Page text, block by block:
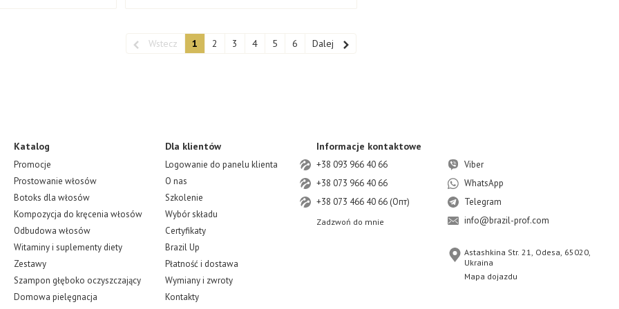
Wstecz 1 2 3 4 5 6 Dalej
Katalog
Promocje
Prostowanie włosów
Botoks dla włosów
Kompozycja do kręcenia włosów
Odbudowa włosów
Witaminy i suplementy diety
Zestawy
Szampon głęboko oczyszczający
Domowa pielęgnacja
Dla klientów
Logowanie do panelu klienta
O nas
Szkolenie
Wybór składu
Certyfikaty
Brazil Up
Płatność i dostawa
Wymiany i zwroty
Kontakty
Informacje kontaktowe
+38 093 966 40 66
+38 073 966 40 66
+38 073 466 40 66 (Опт)
Zadzwoń do mnie
Viber
WhatsApp
Telegram
info@brazil-prof.com
Astashkina Str. 21, Odesa, 65020,
Ukraina
Mapa dojazdu